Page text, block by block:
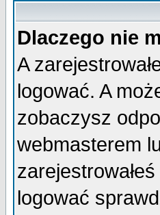
Dlaczego nie
A
logować. A
zobaczysz
webmasterem
logować